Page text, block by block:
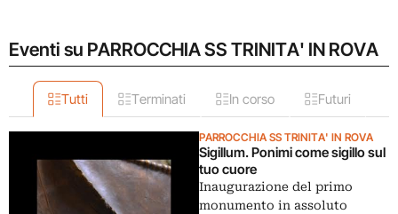
Eventi su PARROCCHIA SS TRINITA' IN ROVA
Tutti Terminati In corso Futuri
PARROCCHIA SS TRINITA' IN ROVA
Sigillum. Ponimi come sigillo sul
tuo cuore
Inaugurazione del primo
monumento in assoluto